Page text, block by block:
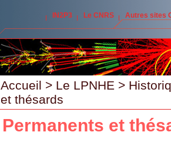
IN2P3 Le CNRS Autres sites
Accueil > Le LPNHE >
et thésards
Permanents et